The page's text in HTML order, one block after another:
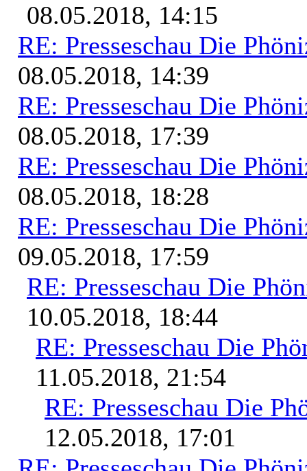
08.05.2018, 14:15
RE: Presseschau Die
08.05.2018, 14:39
RE: Presseschau Die
08.05.2018, 17:39
RE: Presseschau Die
08.05.2018, 18:28
RE: Presseschau Die
09.05.2018, 17:59
RE: Presseschau Die
10.05.2018, 18:44
RE: Presseschau Die
11.05.2018, 21:54
RE: Presseschau Die
12.05.2018, 17:01